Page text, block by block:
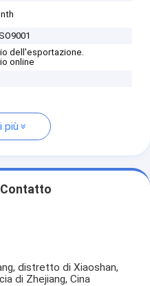
dell'esportazione.
online
più
Contatto
distretto di Xiaoshan,
di Zhejiang, Cina